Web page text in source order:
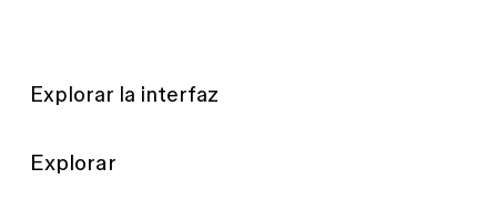
Explorar la interfaz
Explorar